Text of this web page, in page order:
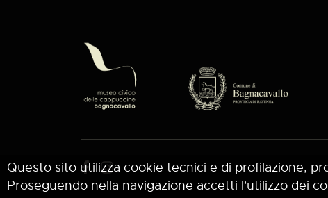
Questo sito utilizza cookie tecnici e di profilazione,
Proseguendo nella navigazione accetti l'utilizzo dei